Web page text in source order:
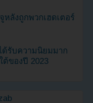
ลังถูกพวกเฮดเตอร์
รับความนิยมมาก
ต้ของปี 2023